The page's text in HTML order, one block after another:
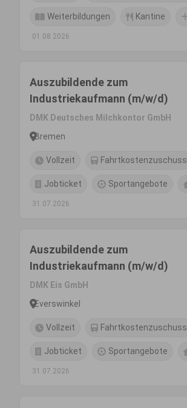
Weiterbildungen Kantine
01.08.2026
Auszubildende zum
Industriekaufmann (m/w/d)
DMK Deutsches Milchkontor GmbH
Bremen
Vollzeit Fahrtkostenzuschuss
Jobticket Sportangebote
31.07.2026
Auszubildende zum
Industriekaufmann (m/w/d)
DMK Eis GmbH
Everswinkel
Vollzeit Fahrtkostenzuschuss
Jobticket Sportangebote
31.07.2026